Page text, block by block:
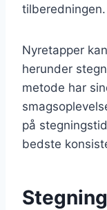
tilberedningen.
Nyretapper
herunder
metode har
på
bedste